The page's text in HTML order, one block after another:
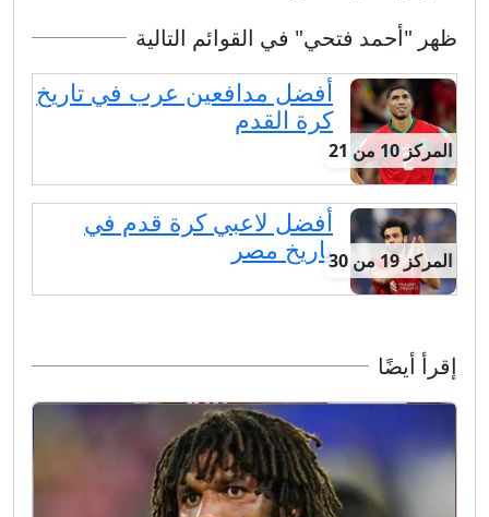
ظهر "أحمد فتحي" في القوائم التالية
المركز 10 من 21
أفضل مدافعين عرب في تاريخ
كرة القدم
المركز 19 من 30
أفضل لاعبي كرة قدم في
تاريخ مصر
إقرأ أيضًا